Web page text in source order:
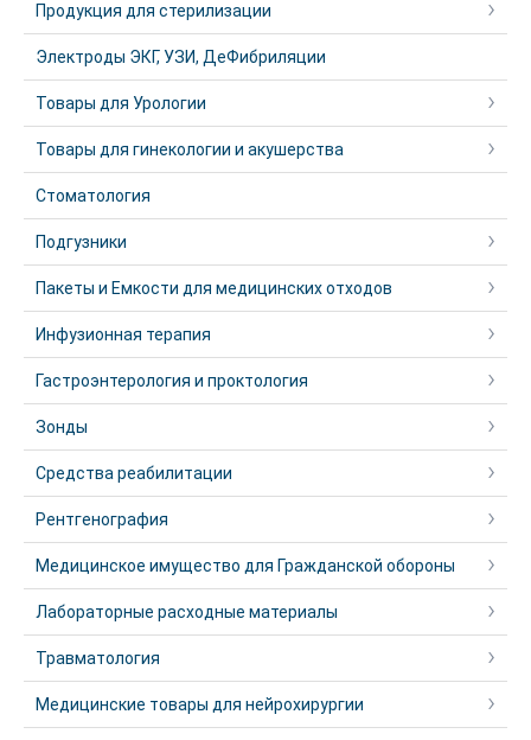
Продукция для стерилизации
Электроды ЭКГ, УЗИ, ДеФибриляции
Товары для Урологии
Товары для гинекологии и акушерства
Стоматология
Подгузники
Пакеты и Емкости для медицинских отходов
Инфузионная терапия
Гастроэнтерология и проктология
Зонды
Средства реабилитации
Рентгенография
Медицинское имущество для Гражданской обороны
Лабораторные расходные материалы
Травматология
Медицинские товары для нейрохирургии